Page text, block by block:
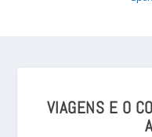
VIAGENS E O